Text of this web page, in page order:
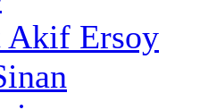
Akif Ersoy